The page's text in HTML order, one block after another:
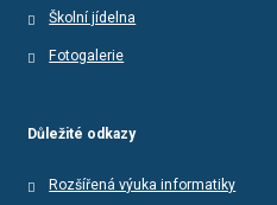
Školní jídelna
Fotogalerie
Důležité odkazy
Rozšířená výuka informatiky